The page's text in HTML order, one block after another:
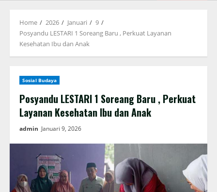
Home 2026 Januari
9
Posyandu LESTARI 1 Soreang Baru , Perkuat Layanan
Kesehatan Ibu dan Anak
Sosial Budaya
Posyandu LESTARI 1 Soreang Baru , Perkuat
Layanan Kesehatan Ibu dan Anak
admin Januari 9, 2026